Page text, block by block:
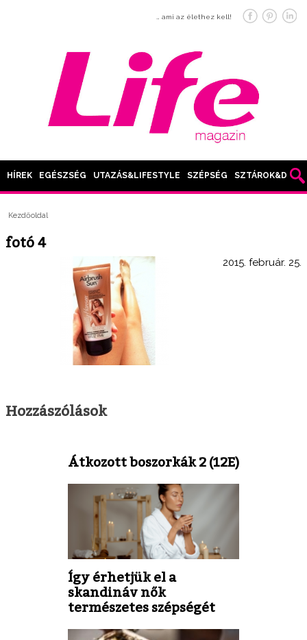
… ami az élethez kell!
HÍREK EGÉSZSÉG UTAZÁS&LIFESTYLE SZÉPSÉG SZTÁROK&DIVAT
Kezdőoldal
fotó 4
2015. február. 25.
Hozzászólások
Átkozott boszorkák 2 (12E)
Így érhetjük el a
skandináv nők
természetes szépségét